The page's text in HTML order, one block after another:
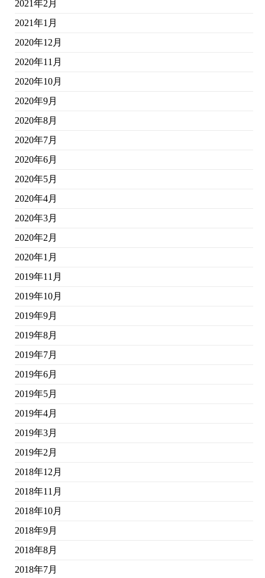
2021年2月
2021年1月
2020年12月
2020年11月
2020年10月
2020年9月
2020年8月
2020年7月
2020年6月
2020年5月
2020年4月
2020年3月
2020年2月
2020年1月
2019年11月
2019年10月
2019年9月
2019年8月
2019年7月
2019年6月
2019年5月
2019年4月
2019年3月
2019年2月
2018年12月
2018年11月
2018年10月
2018年9月
2018年8月
2018年7月